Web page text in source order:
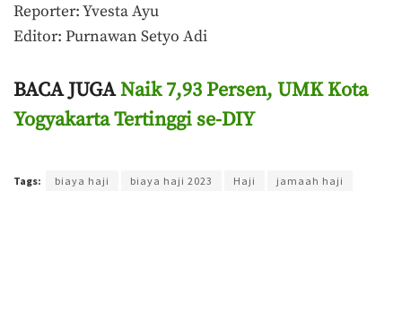
Reporter: Yvesta Ayu
Editor: Purnawan Setyo Adi
BACA JUGANaik 7,93 Persen, UMK Kota
Yogyakarta Tertinggi se-DIY
Tags: biaya haji biaya haji 2023 Haji jamaah haji